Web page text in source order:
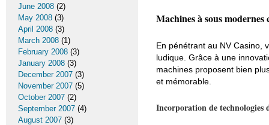
Machines à sous
En pénétrant au NV Casino,
ludique. Grâce à une
machines proposent bien
et mémorable.
Incorporation de technologies
June 2008 (2)
May 2008 (3)
April 2008 (3)
March 2008 (1)
February 2008 (3)
January 2008 (3)
December 2007 (3)
November 2007 (5)
October 2007 (2)
September 2007 (4)
August 2007 (3)